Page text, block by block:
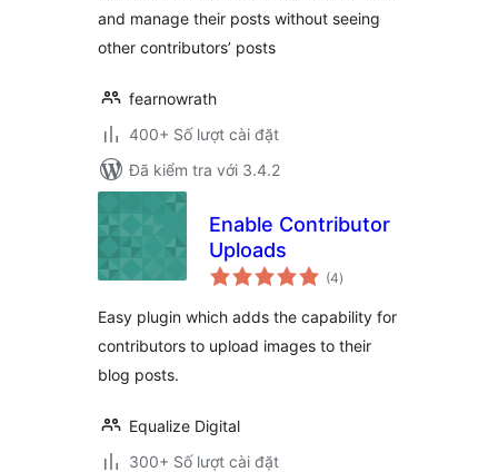
and manage their posts without seeing
other contributors’ posts
fearnowrath
400+ Số lượt cài đặt
Đã kiểm tra với 3.4.2
Enable Contributor
Uploads
(4tổng
đánh
)
Easy plugin which adds the capability for
contributors to upload images to their
blog posts.
Equalize Digital
300+ Số lượt cài đặt